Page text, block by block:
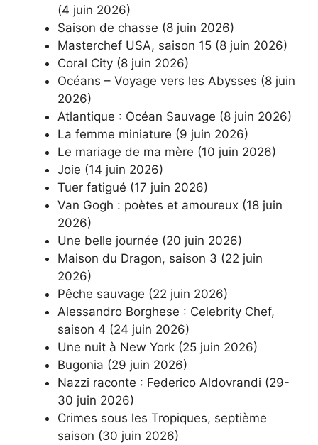
(4 juin 2026)
Saison de chasse (8 juin 2026)
Masterchef USA, saison 15 (8 juin 2026)
Coral City (8 juin 2026)
Océans – Voyage vers les Abysses (8 juin
2026)
Atlantique : Océan Sauvage (8 juin 2026)
La femme miniature (9 juin 2026)
Le mariage de ma mère (10 juin 2026)
Joie (14 juin 2026)
Tuer fatigué (17 juin 2026)
Van Gogh : poètes et amoureux (18 juin
2026)
Une belle journée (20 juin 2026)
Maison du Dragon, saison 3 (22 juin
2026)
Pêche sauvage (22 juin 2026)
Alessandro Borghese : Celebrity Chef,
saison 4 (24 juin 2026)
Une nuit à New York (25 juin 2026)
Bugonia (29 juin 2026)
Nazzi raconte : Federico Aldovrandi (29-
30 juin 2026)
Crimes sous les Tropiques, septième
saison (30 juin 2026)